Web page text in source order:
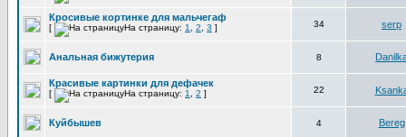
Кросивые кортинке для мальчегаф
[ На страницу: 1 2 3 ] 34 serp
Анальная бижутерия 8
Красивые картинки для дефачек
[ На страницу: 1 2 ] 22
Куйбышев 4 Bereg